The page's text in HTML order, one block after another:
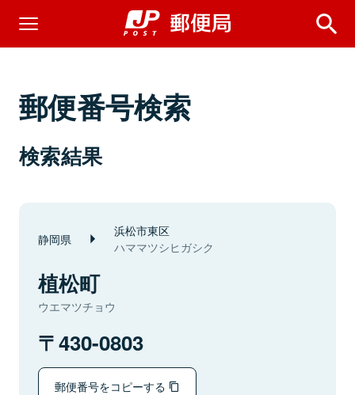
郵便番号検索
検索結果
静岡県 浜松市東区
ハママツシヒガシク
植松町
ウエマツチョウ
430-0803
郵便番号をコピーする